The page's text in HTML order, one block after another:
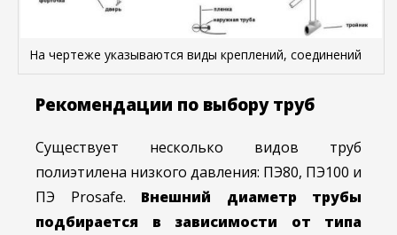
На чертеже указываются виды креплений, соединений
Рекомендации по выбору труб
Существует несколько видов труб
полиэтилена низкого давления: ПЭ80, ПЭ100 и
ПЭ Prosafe. Внешний диаметр трубы
подбирается в зависимости от типа